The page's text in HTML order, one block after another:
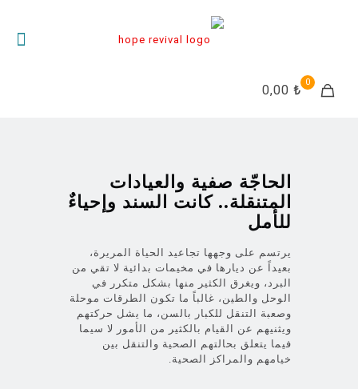
0
₺ 0,00
الحاجّة صفية والعيادات
المتنقلة.. كانت السند وإحياءٌ
للأمل
يرتسم على وجهها تجاعيد الحياة المريرة،
بعيداً عن ديارها في مخيمات بدائية لا تقي من
البرد، ويغرق الكثير منها بشكل متكرر في
الوحل والطين، غالباً ما تكون الطرقات موحلة
وصعبة التنقل للكبار بالسن، ما يشل حركتهم
ويثنيهم عن القيام بالكثير من الأمور لا سيما
فيما يتعلق بحالتهم الصحية والتنقل بين
خيامهم والمراكز الصحية.